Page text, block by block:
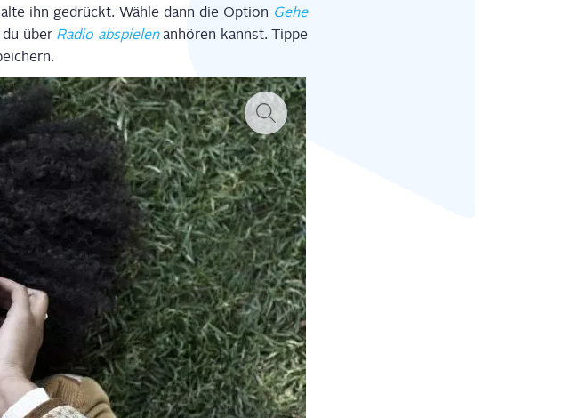
ihn gedrückt. Wäh­le dann die Opti­on Gehe
über Radio abspie­lenanhö­ren kannst. Tip­pe